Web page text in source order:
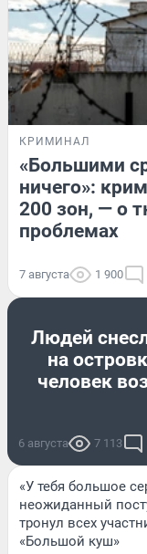
КРИМИНАЛ
«Большими
ничего»:
200 зон, — о
проблемах
7 августа 1 900
Людей
на
человек
6 августа 7 113
«У тебя большое
неожиданный
тронул всех
«Большой куш»